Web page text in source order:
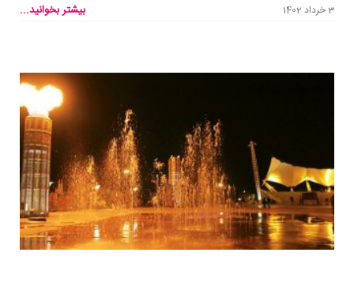
3 خرداد 1402 بیشتر بخوانید...